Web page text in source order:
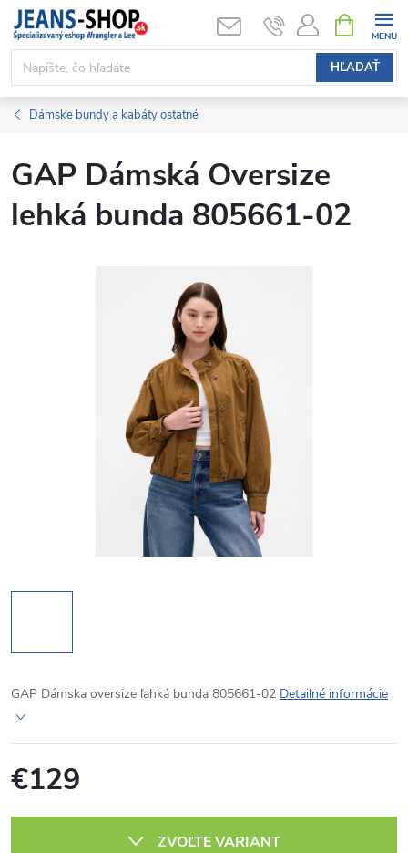
Prejsť
obsah
HĽADAŤ
KOŠÍK
Dámske bundy a kabáty ostatné
GAP Dámská Oversize
lehká bunda 805661-02
GAP Dámska oversize ľahká bunda 805661-02 Detailné informácie
€129
ZVOĽTE VARIANT